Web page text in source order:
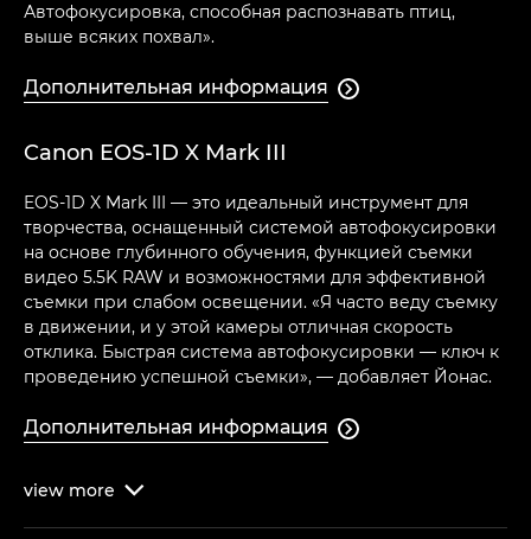
Автофокусировка, способная распознавать птиц,
выше всяких похвал».
Дополнительная информация 
Canon EOS-1D X Mark III
EOS-1D X Mark III — это идеальный инструмент для
творчества, оснащенный системой автофокусировки
на основе глубинного обучения, функцией съемки
видео 5.5K RAW и возможностями для эффективной
съемки при слабом освещении. «Я часто веду съемку
в движении, и у этой камеры отличная скорость
отклика. Быстрая система автофокусировки — ключ к
проведению успешной съемки», — добавляет Йонас.
Дополнительная информация 
view more 